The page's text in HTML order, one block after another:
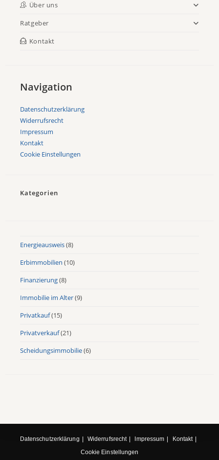
Über uns
Ratgeber
Kontakt
Navigation
Datenschutzerklärung
Widerrufsrecht
Impressum
Kontakt
Cookie Einstellungen
Kategorien
Energieausweis(8)
Erbimmobilien (10)
Finanzierung(8)
Immobilie im Alter(9)
Privatkauf(15)
Privatverkauf(21)
Scheidungsimmobilie(6)
Datenschutzerklärung Widerrufsrecht Impressum
Kontakt
Cookie Einstellungen